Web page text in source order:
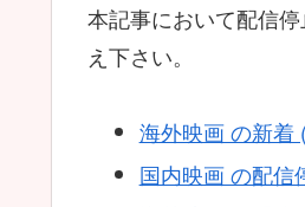
本記事において配信
え下さい。
海外映画 の新着
国内映画 の配信